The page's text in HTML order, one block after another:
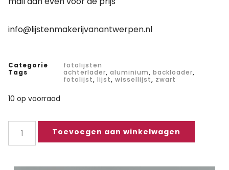
info@lijstenmakerijvanantwerpen.nl
Categorie
fotolijsten
Tags
achterlader, aluminium, backloader,
fotolijst, lijst, wissellijst, zwart
10 op voorraad
Toevoegen aan winkelwagen